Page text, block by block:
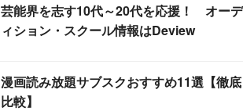
芸能界を志す10代～20代を応援！ オーデ
ィション・スクール情報はDeview
漫画読み放題サブスクおすすめ11選【徹底
比較】